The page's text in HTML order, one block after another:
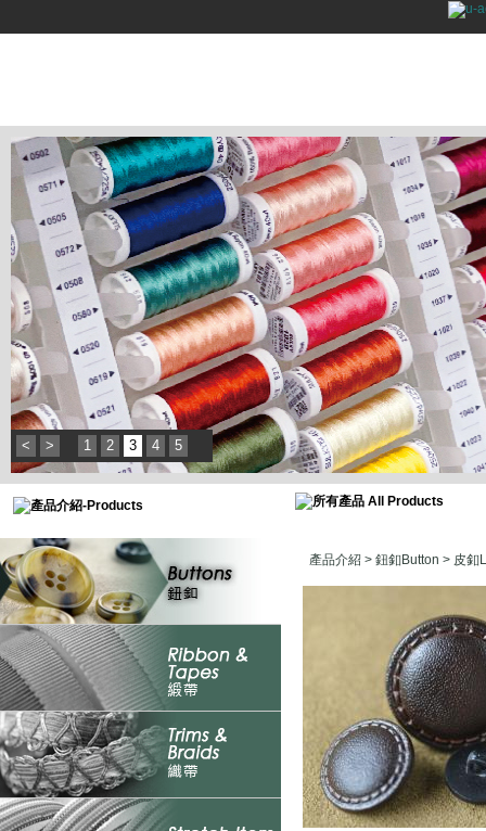
< > 1 2 3 4 5
產品介紹 > 鈕釦Button > 皮釦